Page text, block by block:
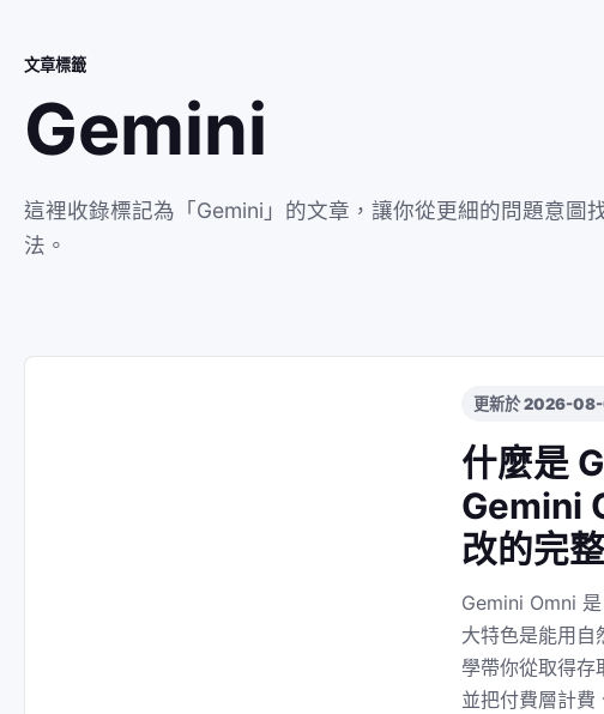
文章標籤
Gemini
這裡收錄標記為「Gemini」的文章，讓你從更細的問題意圖
法。
更新於 2026-
什麼是
Gemini
改的完
Gemini Omni
大特色是能用自
學帶你從取得存
並把付費層計費